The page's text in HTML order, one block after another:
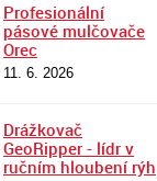
Profesionální
pásové mulčovače
Orec
11. 6. 2026
Drážkovač
GeoRipper - lídr v
ručním hloubení rýh